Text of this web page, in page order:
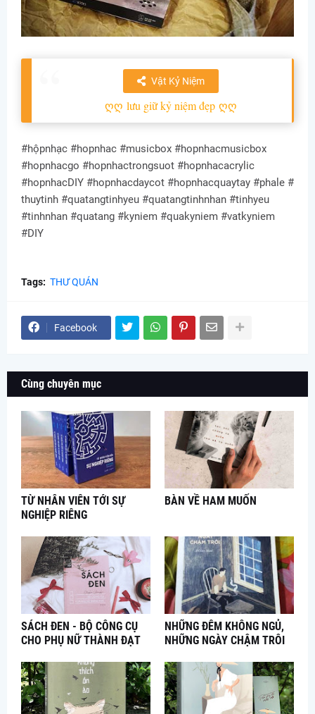
Vật Kỷ Niệm
ღღ lưu giữ kỷ niệm đẹp ღღ
#hộpnhạc #hopnhac #musicbox #hopnhacmusicbox
#hopnhacgo #hopnhactrongsuot #hopnhacacrylic
#hopnhacDIY #hopnhacdaycot #hopnhacquaytay #phale #
thuytinh #quatangtinhyeu #quatangtinhnhan #tinhyeu
#tinhnhan #quatang #kyniem #quakyniem #vatkyniem
#DIY
Tags: THƯ QUÁN
Facebook
Cùng chuyên mục
TỪ NHÂN VIÊN TỚI SỰ
NGHIỆP RIÊNG
BÀN VỀ HAM MUỐN
SÁCH ĐEN - BỘ CÔNG CỤ
CHO PHỤ NỮ THÀNH ĐẠT
NHỮNG ĐÊM KHÔNG NGỦ,
NHỮNG NGÀY CHẬM TRÔI